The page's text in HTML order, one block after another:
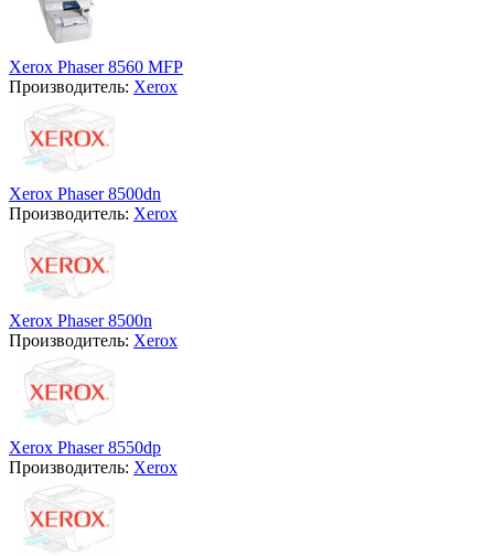
Xerox Phaser 8560 MFP
Производитель: Xerox
Xerox Phaser 8500dn
Производитель: Xerox
Xerox Phaser 8500n
Производитель: Xerox
Xerox Phaser 8550dp
Производитель: Xerox